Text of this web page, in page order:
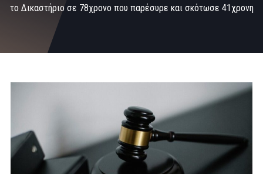
το Δικαστήριο σε 78χρονο που παρέσυρε και σκότωσε 41χρονη